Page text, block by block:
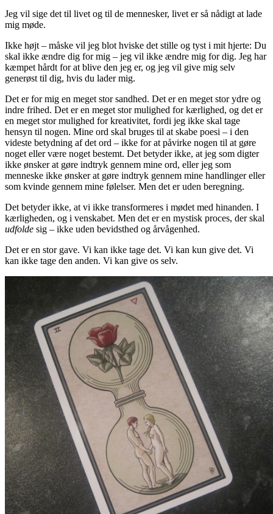
Jeg vil sige det til livet og til de mennesker, livet er så nådigt at lade
mig møde.
Ikke højt – måske vil jeg blot hviske det stille og tyst i mit hjerte: Du
skal ikke ændre dig for mig – jeg vil ikke ændre mig for dig. Jeg har
kæmpet hårdt for at blive den jeg er, og jeg vil give mig selv
generøst til dig, hvis du lader mig.
Det er for mig en meget stor sandhed. Det er en meget stor ydre og
indre frihed. Det er en meget stor mulighed for kærlighed, og det er
en meget stor mulighed for kreativitet, fordi jeg ikke skal tage
hensyn til nogen. Mine ord skal bruges til at skabe poesi – i den
videste betydning af det ord – ikke for at påvirke nogen til at gøre
noget eller være noget bestemt. Det betyder ikke, at jeg som digter
ikke ønsker at gøre indtryk gennem mine ord, eller jeg som
menneske ikke ønsker at gøre indtryk gennem mine handlinger eller
som kvinde gennem mine følelser. Men det er uden beregning.
Det betyder ikke, at vi ikke transformeres i mødet med hinanden. I
kærligheden, og i venskabet. Men det er en mystisk proces, der skal
udfolde sig – ikke uden bevidsthed og årvågenhed.
Det er en stor gave. Vi kan ikke tage det. Vi kan kun give det. Vi
kan ikke tage den anden. Vi kan give os selv.